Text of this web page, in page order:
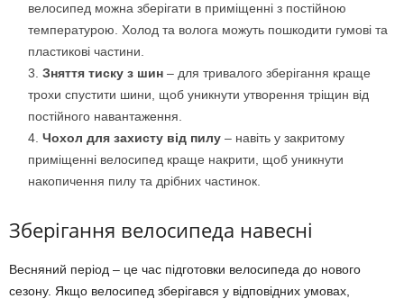
велосипед можна зберігати в приміщенні з постійною
температурою. Холод та волога можуть пошкодити гумові та
пластикові частини.
Зняття тиску з шин – для тривалого зберігання краще
трохи спустити шини, щоб уникнути утворення тріщин від
постійного навантаження.
Чохол для захисту від пилу – навіть у закритому
приміщенні велосипед краще накрити, щоб уникнути
накопичення пилу та дрібних частинок.
Зберігання велосипеда навесні
Весняний період – це час підготовки велосипеда до нового
сезону. Якщо велосипед зберігався у відповідних умовах,